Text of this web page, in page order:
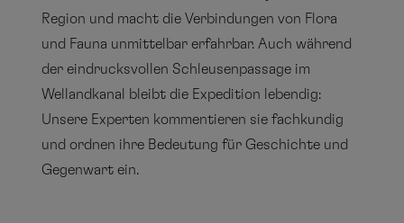
Region und macht die Verbindungen von Flora
und Fauna unmittelbar erfahrbar. Auch während
der eindrucksvollen Schleusenpassage im
Wellandkanal bleibt die Expedition lebendig:
Unsere Experten kommentieren sie fachkundig
und ordnen ihre Bedeutung für Geschichte und
Gegenwart ein.